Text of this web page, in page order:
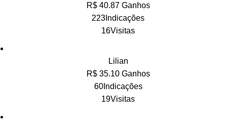
R$ 40.87 Ganhos
223Indicações
16Visitas
Lilian
R$ 35.10 Ganhos
60Indicações
19Visitas